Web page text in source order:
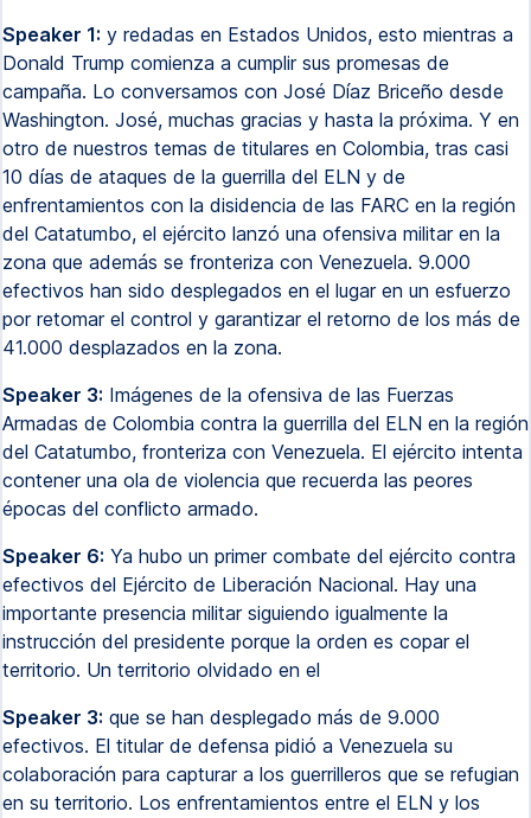
Speaker 1: y redadas en Estados Unidos, esto mientras a
Donald Trump comienza a cumplir sus promesas de
campaña. Lo conversamos con José Díaz Briceño desde
Washington. José, muchas gracias y hasta la próxima. Y en
otro de nuestros temas de titulares en Colombia, tras casi
10 días de ataques de la guerrilla del ELN y de
enfrentamientos con la disidencia de las FARC en la región
del Catatumbo, el ejército lanzó una ofensiva militar en la
zona que además se fronteriza con Venezuela. 9.000
efectivos han sido desplegados en el lugar en un esfuerzo
por retomar el control y garantizar el retorno de los más de
41.000 desplazados en la zona.
Speaker 3: Imágenes de la ofensiva de las Fuerzas
Armadas de Colombia contra la guerrilla del ELN en la región
del Catatumbo, fronteriza con Venezuela. El ejército intenta
contener una ola de violencia que recuerda las peores
épocas del conflicto armado.
Speaker 6: Ya hubo un primer combate del ejército contra
efectivos del Ejército de Liberación Nacional. Hay una
importante presencia militar siguiendo igualmente la
instrucción del presidente porque la orden es copar el
territorio. Un territorio olvidado en el
Speaker 3: que se han desplegado más de 9.000
efectivos. El titular de defensa pidió a Venezuela su
colaboración para capturar a los guerrilleros que se refugian
en su territorio. Los enfrentamientos entre el ELN y los